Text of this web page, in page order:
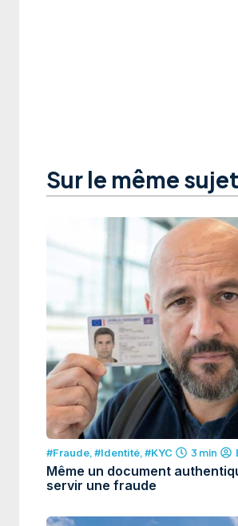
Sur le même sujet
#Fraude,#Identité,#KYC 3 min
Même un document
servir une fraude